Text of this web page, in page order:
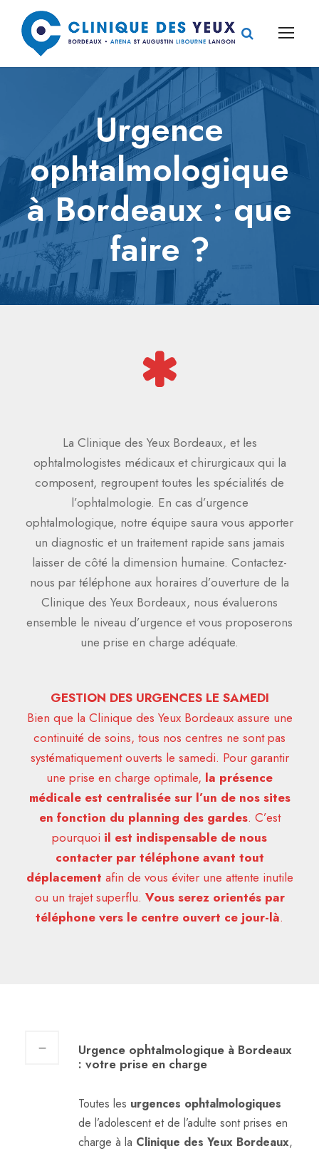
Urgence
ophtalmologique
à Bordeaux : que
faire ?
La Clinique des Yeux Bordeaux, et les
ophtalmologistes médicaux et chirurgicaux qui la
composent, regroupent toutes les spécialités de
l’ophtalmologie. En cas d’urgence
ophtalmologique, notre équipe saura vous apporter
un diagnostic et un traitement rapide sans jamais
laisser de côté la dimension humaine. Contactez-
nous par téléphone aux horaires d’ouverture de la
Clinique des Yeux Bordeaux, nous évaluerons
ensemble le niveau d’urgence et vous proposerons
une prise en charge adéquate.
GESTION DES URGENCES LE SAMEDI
Bien que la Clinique des Yeux Bordeaux assure une
continuité de soins, tous nos centres ne sont pas
systématiquement ouverts le samedi. Pour garantir
une prise en charge optimale, la présence
médicale est centralisée sur l’un de nos sites
en fonction du planning des gardes. C’est
pourquoi il est indispensable de nous
contacter par téléphone avant tout
déplacement afin de vous éviter une attente inutile
ou un trajet superflu. Vous serez orientés par
téléphone vers le centre ouvert ce jour-là.
Urgence ophtalmologique à Bordeaux
: votre prise en charge
Toutes les urgences ophtalmologiques
de l’adolescent et de l’adulte sont prises en
charge à la Clinique des Yeux Bordeaux,